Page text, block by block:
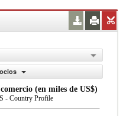
(en miles de US$)
- Country Profile